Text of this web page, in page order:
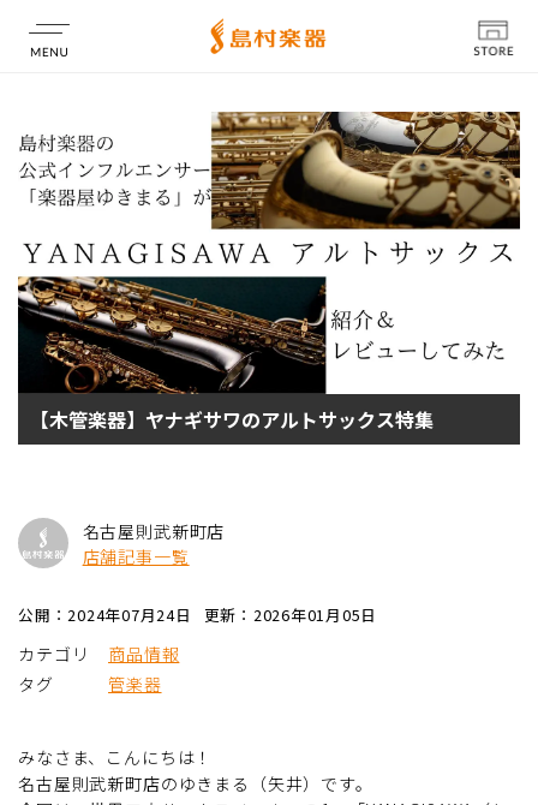
【木管楽器】ヤナギサワのアルトサックス特集
名古屋則武新町店
店舗記事一覧
公開：2024年07月24日 更新：2026年01月05日
カテゴリ
商品情報
タグ
管楽器
みなさま、こんにちは！
名古屋則武新町店のゆきまる（矢井）です。